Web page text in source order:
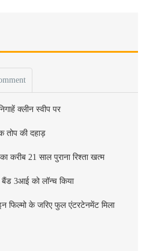
क्लीन स्वीप पर
तोप की दहाड़
करीब 21 साल पुराना रिश्ता खत्म
3आई को लॉन्च किया
फिल्मो के जरिए फुल एंटरटेनमेंट मिला